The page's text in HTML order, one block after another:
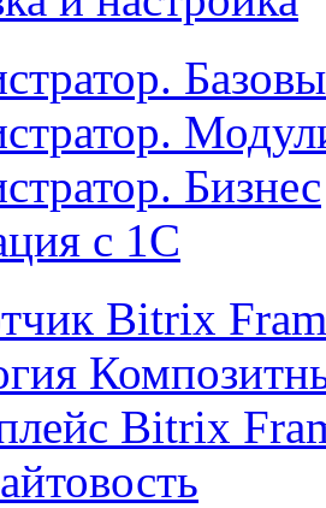
Бизнес
с 1С
Bitrix
Bitrix